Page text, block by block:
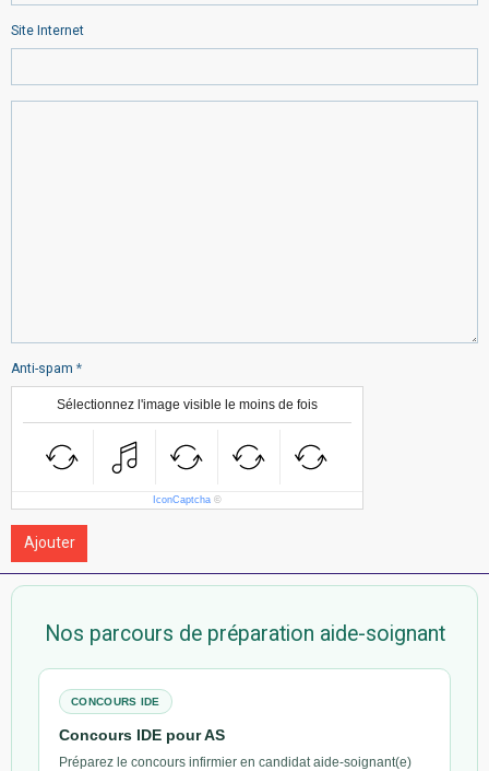
Site Internet
Anti-spam
Sélectionnez l'image visible le moins de fois
IconCaptcha ©
Ajouter
Nos parcours de préparation aide-soignant
CONCOURS IDE
Concours IDE pour AS
Préparez le concours infirmier en candidat aide-soignant(e)